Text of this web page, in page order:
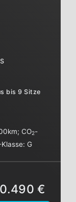
bis 9 Sitze
;CO2-
Klasse:G
€